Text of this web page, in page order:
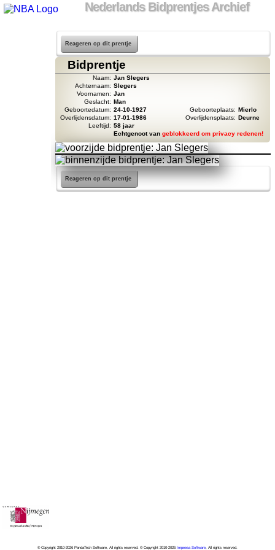
Nederlands Bidprentjes Archief
Reageren op dit prentje
Bidprentje
Naam: Jan Slegers
Achternaam: Slegers
Voornamen: Jan
Geslacht: Man
Geboortedatum: 24-10-1927 Geboorteplaats: Mierlo
Overlijdensdatum: 17-01-1986 Overlijdensplaats: Deurne
Leeftijd: 58 jaar
Echtgenoot vangeblokkeerd om privacy redenen!
Reageren op dit prentje
© Copyright 2010-2026 PandaTech Software, All rights reserved. © Copyright 2010-2026 Impeesa Software, All rights reserved.